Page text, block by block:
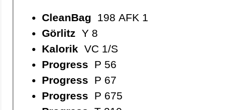
CleanBag 198 AFK 1
Görlitz Y 8
Kalorik VC 1/S
Progress P 56
Progress P 67
Progress P 675